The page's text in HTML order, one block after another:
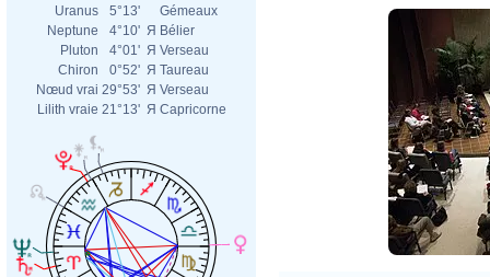
Uranus
5°13'
Gémeaux
Neptune
4°10' Я Bélier
Pluton
4°01' Я Verseau
Chiron
0°52' Я Taureau
Nœud vrai 29°53' Я Verseau
Lilith vraie 21°13' Я Capricorne